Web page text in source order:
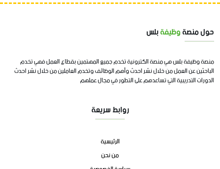
حول منصةوظيفةبلس
منصة وظيفة بلس هي منصة الكترونية تخدم جميع المهتمين بقطاع العمل فهي تخدم
الباحثين عن العمل من خلال نشر احدث وأهم الوظائف وتخدم العاملين من خلال نشر احدث
الدورات التدريبية التي تساعدهم على التطور في مجال عملهم
روابط سريعة
الرئيسية
من نحن